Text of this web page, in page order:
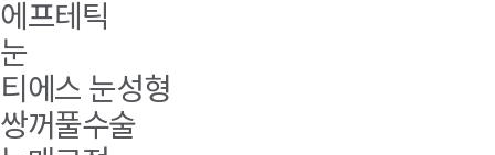
에프테틱
눈
티에스 눈성형
쌍꺼풀수술